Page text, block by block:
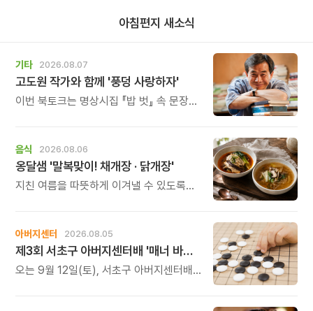
아침편지 새소식
기타 2026.08.07
고도원 작가와 함께 '풍덩 사랑하자'
이번 북토크는 명상시집 『밥 벗』 속 문장을
음식 2026.08.06
옹달샘 '말복맞이! 채개장 · 닭개장'
지친 여름을 따뜻하게 이겨낼 수 있도록
아버지센터 2026.08.05
제3회 서초구 아버지센터배 '매너 바둑왕' 대회
오는 9월 12일(토), 서초구 아버지센터배